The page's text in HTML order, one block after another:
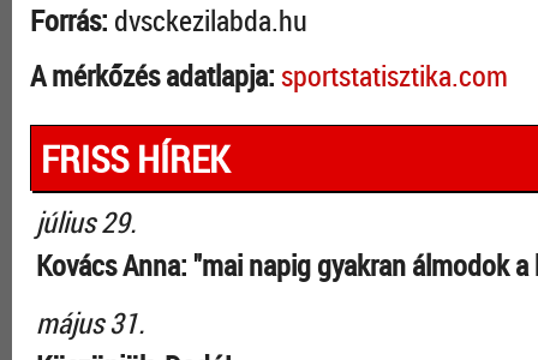
Forrás: dvsckezilabda.hu
A mérkőzés adatlapja:sportstatisztika.com
FRISS HÍREK
július 29.
Kovács Anna: "mai napig gyakran álmodok
május 31.